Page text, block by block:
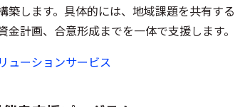
します。具体的には、地域課題を共有す
計画、合意形成までを一体で支援します。
ューションサービス